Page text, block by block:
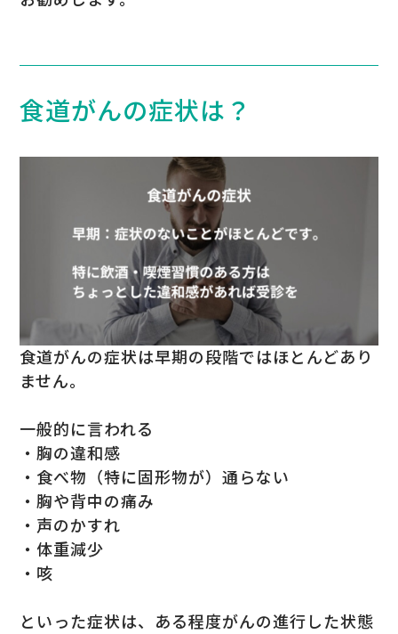
食道がんの症状は？
食道がんの症状は早期の段階ではほとんどあり
ません。
一般的に言われる
・胸の違和感
・食べ物（特に固形物が）通らない
・胸や背中の痛み
・声のかすれ
・体重減少
・咳
といった症状は、ある程度がんの進行した状態